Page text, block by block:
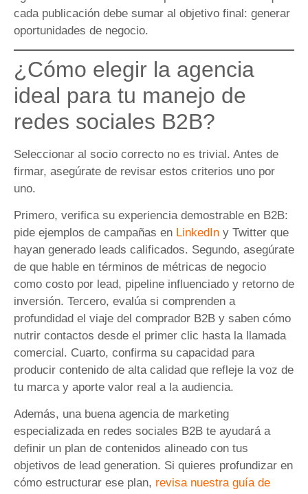
cada publicación debe sumar al objetivo final: generar
oportunidades de negocio.
¿Cómo elegir la agencia
ideal para tu manejo de
redes sociales B2B?
Seleccionar al socio correcto no es trivial. Antes de
firmar, asegúrate de revisar estos criterios uno por
uno.
Primero, verifica su experiencia demostrable en B2B:
pide ejemplos de campañas en LinkedIn y Twitter que
hayan generado leads calificados. Segundo, asegúrate
de que hable en términos de métricas de negocio
como costo por lead, pipeline influenciado y retorno de
inversión. Tercero, evalúa si comprenden a
profundidad el viaje del comprador B2B y saben cómo
nutrir contactos desde el primer clic hasta la llamada
comercial. Cuarto, confirma su capacidad para
producir contenido de alta calidad que refleje la voz de
tu marca y aporte valor real a la audiencia.
Además, una buena agencia de marketing
especializada en redes sociales B2B te ayudará a
definir un plan de contenidos alineado con tus
objetivos de lead generation. Si quieres profundizar en
cómo estructurar ese plan, revisa nuestra guía de